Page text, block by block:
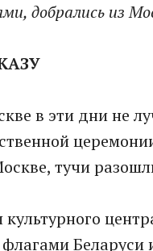
добрались из
в эти дни не
тучи
культурного
Беларуси